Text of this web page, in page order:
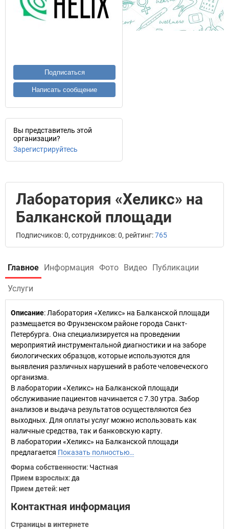
Подписаться
Написать сообщение
Вы представитель этой
организации?
Зарегистрируйтесь
Лаборатория «Хеликс» на
Балканской площади
Подписчиков: 0, сотрудников: 0, рейтинг:765
Главное Информация Фото Видео Публикации
Услуги
Описание: Лаборатория «Хеликс» на Балканской площади
размещается во Фрунзенском районе города Санкт-
Петербурга. Она специализируется на проведении
мероприятий инструментальной диагностики и на заборе
биологических образцов, которые используются для
выявления различных нарушений в работе человеческого
организма.
В лаборатории «Хеликс» на Балканской площади
обслуживание пациентов начинается с 7.30 утра. Забор
анализов и выдача результатов осуществляются без
выходных. Для оплаты услуг можно использовать как
наличные средства, так и банковскую карту.
В лаборатории «Хеликс» на Балканской площади
предлагается Показать полностью…
Форма собственности: Частная
Прием взрослых: да
Прием детей: нет
Контактная информация
Страницы в интернете